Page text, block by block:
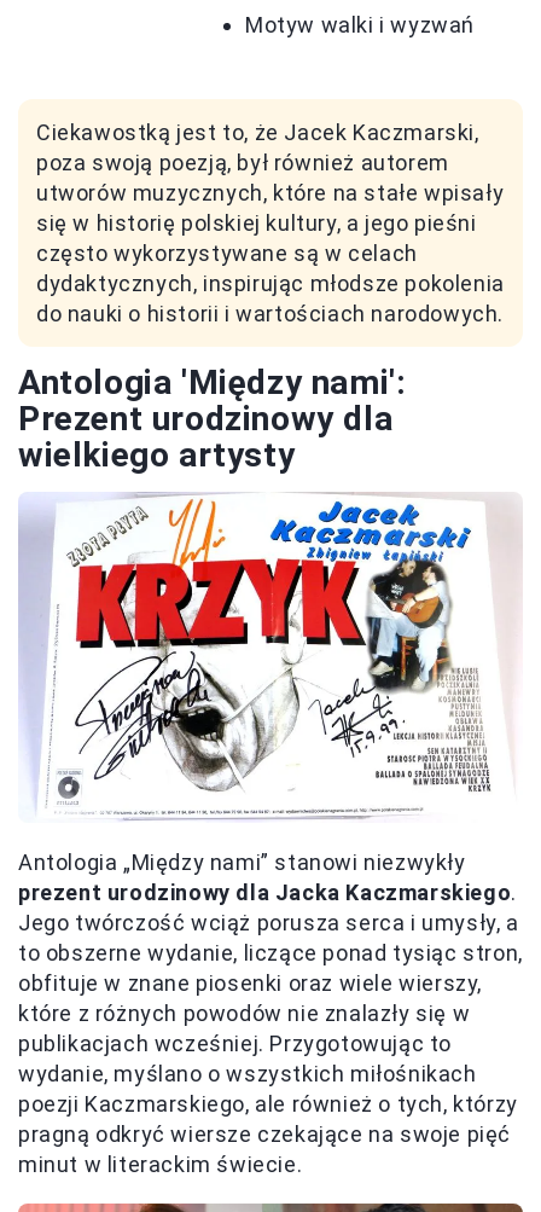
Motyw walki i wyzwań
Ciekawostką jest to, że Jacek Kaczmarski,
poza swoją poezją, był również autorem
utworów muzycznych, które na stałe wpisały
się w historię polskiej kultury, a jego pieśni
często wykorzystywane są w celach
dydaktycznych, inspirując młodsze pokolenia
do nauki o historii i wartościach narodowych.
Antologia 'Między nami':
Prezent urodzinowy dla
wielkiego artysty
Antologia „Między nami” stanowi niezwykły
prezent urodzinowy dla Jacka Kaczmarskiego.
Jego twórczość wciąż porusza serca i umysły, a
to obszerne wydanie, liczące ponad tysiąc stron,
obfituje w znane piosenki oraz wiele wierszy,
które z różnych powodów nie znalazły się w
publikacjach wcześniej. Przygotowując to
wydanie, myślano o wszystkich miłośnikach
poezji Kaczmarskiego, ale również o tych, którzy
pragną odkryć wiersze czekające na swoje pięć
minut w literackim świecie.